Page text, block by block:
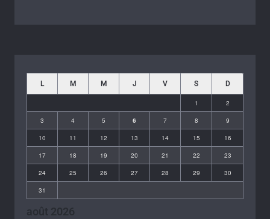
août 2026
L M M J V S D
1 2
3 4 5 6 7 8 9
10 11 12 13 14 15 16
17 18 19 20 21 22 23
24 25 26 27 28 29 30
31